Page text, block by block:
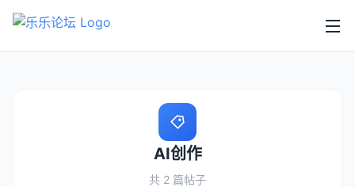
AI创作
共 2 篇帖子